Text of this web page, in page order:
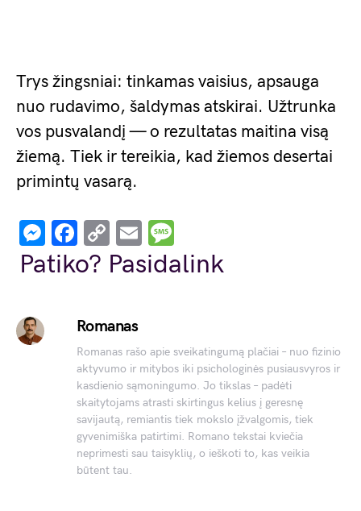
Trys žingsniai: tinkamas vaisius, apsauga
nuo rudavimo, šaldymas atskirai. Užtrunka
vos pusvalandį — o rezultatas maitina visą
žiemą. Tiek ir tereikia, kad žiemos desertai
primintų vasarą.
Messenger
Facebook
Copy
Link
Email
Patiko? Pasidalink
Romanas
Romanas rašo apie sveikatingumą plačiai – nuo fizinio
aktyvumo ir mitybos iki psichologinės pusiausvyros ir
kasdienio sąmoningumo. Jo tikslas – padėti
skaitytojams atrasti skirtingus kelius į geresnę
savijautą, remiantis tiek mokslo įžvalgomis, tiek
gyvenimiška patirtimi. Romano tekstai kviečia
neprimesti sau taisyklių, o ieškoti to, kas veikia
būtent tau.